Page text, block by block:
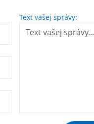
Text vašej správy: